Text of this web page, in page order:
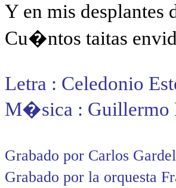
Y en mis
Cu�ntos taitas
Letra : Celedonio
M�sica : Guillermo
Grabado por Carlos
Grabado por la orquesta